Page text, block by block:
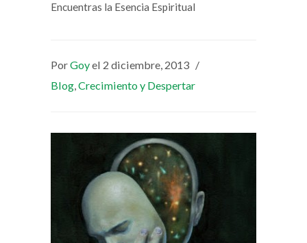
Encuentras la Esencia Espiritual
PorGoyel 2 diciembre, 2013 /
Blog,Crecimiento y Despertar